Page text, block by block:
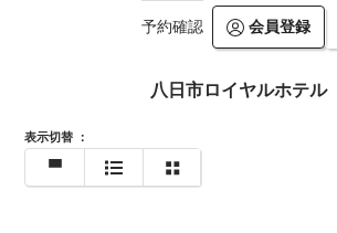
予約確認 会員登録
八日市ロイヤルホテル
表示切替 ：